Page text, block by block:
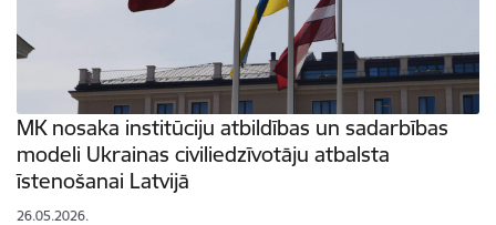
MK nosaka institūciju atbildības un sadarbības
modeli Ukrainas civiliedzīvotāju atbalsta
īstenošanai Latvijā
26.05.2026.